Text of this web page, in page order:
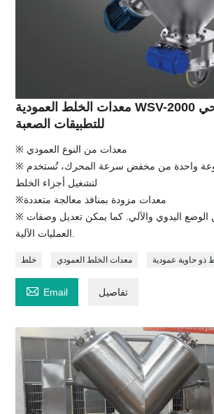
معدات الخلط العمودية WSV-2000 بتصميم صحي
للتطبيقات الصعبة
※ معدات من النوع العمودي
※ جهاز القيادة: مجموعة واحدة من مخفض سرعة المحرك، تُستخدم
لتشغيل أجزاء الخلط
※معدات مزودة بمنافذ معالجة متعددة
※ يمكن التبديل بين الوضع اليدوي والآلي. كما يمكن تعديل وصفات
خلط معدات الخلط العمودي ذو حاوية عمودية
 Email تفاصيل